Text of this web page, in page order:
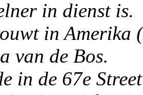
in dienst is.
in Amerika
van de Bos.
in de 67e